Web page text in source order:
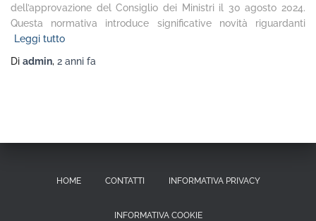
dell’approvazione del Consiglio dei Ministri il 30 agosto 2024.
Questa normativa introduce significative novità riguardanti
Leggi tutto
Di admin, 2 anni fa
HOME CONTATTI INFORMATIVA PRIVACY
INFORMATIVA COOKIE